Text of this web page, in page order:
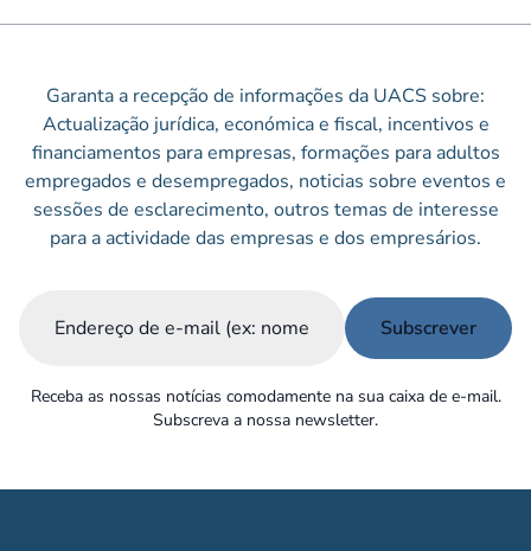
Garanta a recepção de informações da UACS sobre:
Actualização jurídica, económica e fiscal, incentivos e
financiamentos para empresas, formações para adultos
empregados e desempregados, noticias sobre eventos e
sessões de esclarecimento, outros temas de interesse
para a actividade das empresas e dos empresários.
Receba as nossas notícias comodamente na sua caixa de e-mail.
Subscreva a nossa newsletter.